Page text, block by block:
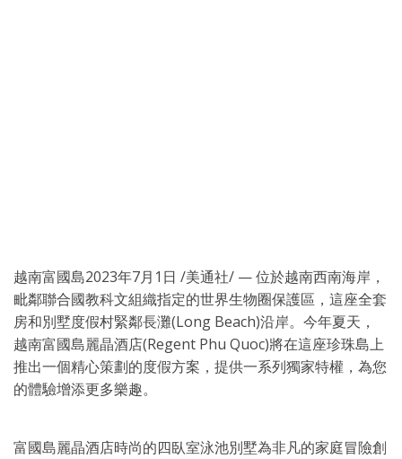
越南富國島2023年7月1日 /美通社/ — 位於越南西南海岸，
毗鄰聯合國教科文組織指定的世界生物圈保護區，這座全套
房和別墅度假村緊鄰長灘(Long Beach)沿岸。今年夏天，
越南富國島麗晶酒店(Regent Phu Quoc)將在這座珍珠島上
推出一個精心策劃的度假方案，提供一系列獨家特權，為您
的體驗增添更多樂趣。
富國島麗晶酒店時尚的四臥室泳池別墅為非凡的家庭冒險創